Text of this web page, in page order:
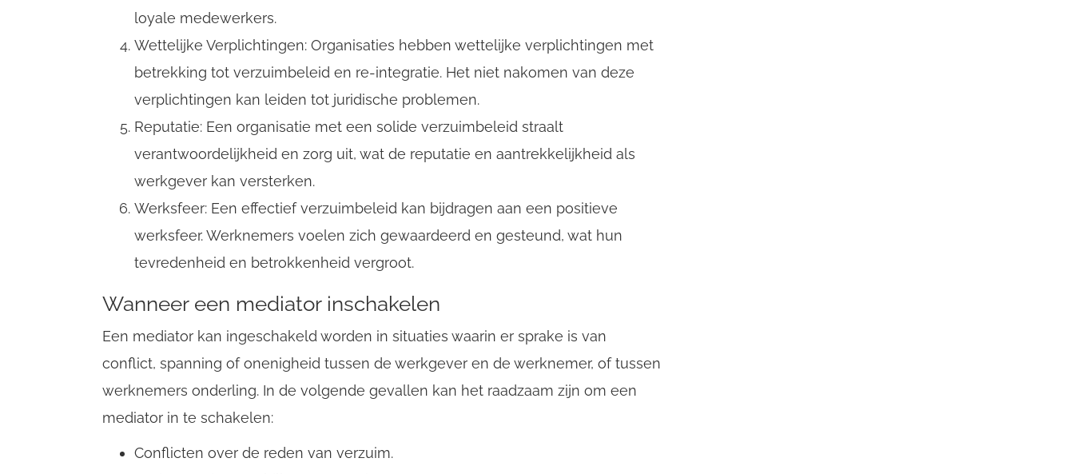
loyale medewerkers.
Wettelijke Verplichtingen: Organisaties hebben wettelijke verplichtingen met
betrekking tot verzuimbeleid en re-integratie. Het niet nakomen van deze
verplichtingen kan leiden tot juridische problemen.
Reputatie: Een organisatie met een solide verzuimbeleid straalt
verantwoordelijkheid en zorg uit, wat de reputatie en aantrekkelijkheid als
werkgever kan versterken.
Werksfeer: Een effectief verzuimbeleid kan bijdragen aan een positieve
werksfeer. Werknemers voelen zich gewaardeerd en gesteund, wat hun
tevredenheid en betrokkenheid vergroot.
Wanneer een mediator inschakelen
Een mediator kan ingeschakeld worden in situaties waarin er sprake is van
conflict, spanning of onenigheid tussen de werkgever en de werknemer, of tussen
werknemers onderling. In de volgende gevallen kan het raadzaam zijn om een
mediator in te schakelen:
Conflicten over de reden van verzuim.